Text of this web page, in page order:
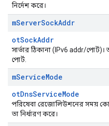
নির্দেশ করে।
mServerSockAddr
otSockAddr
সার্ভার ঠিকানা (IPv6 addr/পোর্ট)।
পোর্ট.
mServiceMode
otDnsServiceMode
পরিষেবা রেজোলিউশনের সময়
তা নির্ধারণ করে।